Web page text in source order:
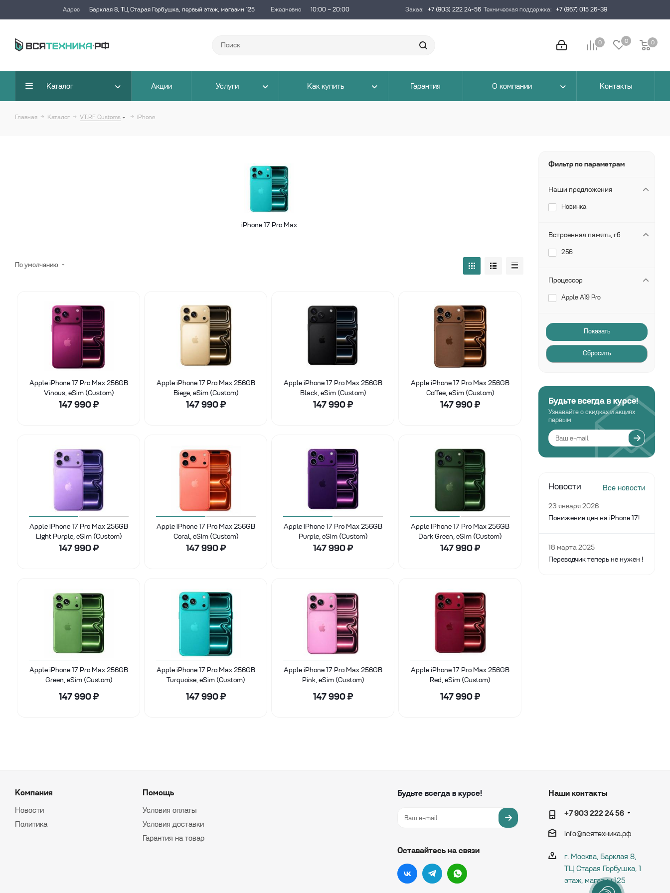
Адрес Барклая 8, ТЦ Старая Горбушка, первый этаж, магазин 125 Ежедневно 10:00 – 20:00 Заказ: +7 (903) 222 24-56 Техническая поддержка: +7 (967) 015 26-39
0 0 0
0
Каталог Акции Услуги Как купить Гарантия О компании Контакты
Главная Каталог VT.RF Customs iPhone
iPhone 17 Pro Max
По умолчанию
Apple iPhone 17 Pro Max 256GB
Vinous, eSim (Custom)
147 990₽
Apple iPhone 17 Pro Max 256GB
Biege, eSim (Custom)
147 990₽
Apple iPhone 17 Pro Max 256GB
Black, eSim (Custom)
147 990₽
Apple iPhone 17 Pro Max 256GB
Coffee, eSim (Custom)
147 990₽
Apple iPhone 17 Pro Max 256GB
Light Purple, eSim (Custom)
147 990₽
Apple iPhone 17 Pro Max 256GB
Coral, eSim (Custom)
147 990₽
Apple iPhone 17 Pro Max 256GB
Purple, eSim (Custom)
147 990₽
Apple iPhone 17 Pro Max 256GB
Dark Green, eSim (Custom)
147 990₽
Apple iPhone 17 Pro Max 256GB
Green, eSim (Custom)
147 990₽
Apple iPhone 17 Pro Max 256GB
Turquoise, eSim (Custom)
147 990₽
Apple iPhone 17 Pro Max 256GB
Pink, eSim (Custom)
147 990₽
Apple iPhone 17 Pro Max 256GB
Red, eSim (Custom)
147 990₽
Фильтр по параметрам
Наши предложения
Новинка
Встроенная память, гб
256
Процессор
Apple A19 Pro
Сбросить
Будьте всегда в курсе!
Узнавайте о скидках и акциях
первым
Новости Все новости
23 января 2026
Понижение цен на iPhone 17!
18 марта 2025
Переводчик теперь не нужен !
Компания
Новости
Политика
Помощь
Условия оплаты
Условия доставки
Гарантия на товар
Будьте всегда в курсе!
Оставайтесь на связи
Наши контакты
+7 903 222 24 56
info@вcятехника.рф
г. Москва, Барклая 8,
ТЦ Старая Горбушка, 1
этаж, магазин 125